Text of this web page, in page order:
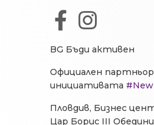
BG Бъди активен
Официален
инициативата
Пловдив, Бизнес
Цар Борис III